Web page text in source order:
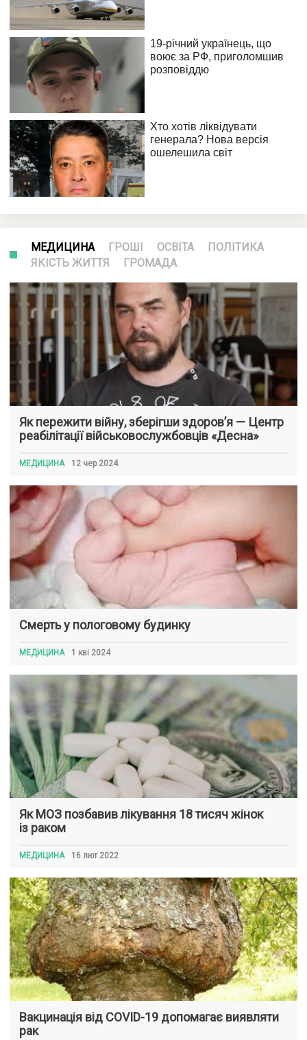
МЕДИЦИНА ГРОШІ ОСВІТА
ПОЛІТИКА
ЯКІСТЬ ЖИТТЯ
ГРОМАДА
Як пережити війну, зберігши здоров’я — Центр
реабілітації військовослужбовців «Десна»
МЕДИЦИНА 12 чер 2024
Смерть у пологовому будинку
МЕДИЦИНА 1 кві 2024
Як МОЗ позбавив лікування 18 тисяч жінок
із раком
МЕДИЦИНА 16 лют 2022
Вакцинація від COVID-19 допомагає виявляти
рак